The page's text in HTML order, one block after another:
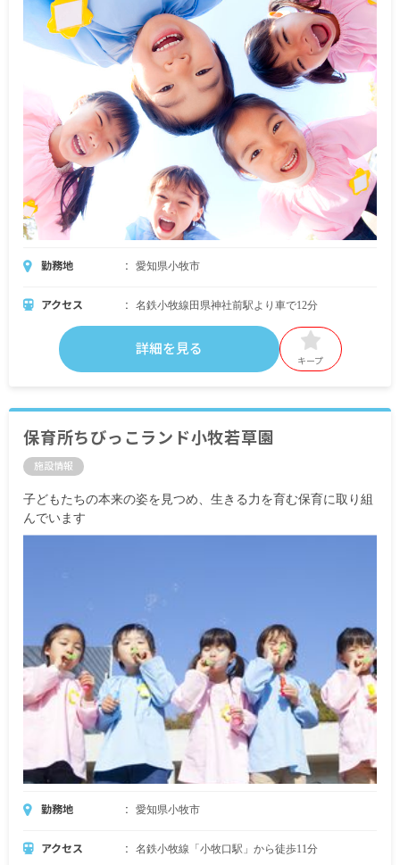
勤務地 愛知県小牧市
アクセス 名鉄小牧線田県神社前駅より車で12分
詳細を見る
キープ
保育所ちびっこランド小牧若草園
施設情報
子どもたちの本来の姿を見つめ、生きる力を育む保育に取り組
んでいます
勤務地 愛知県小牧市
アクセス 名鉄小牧線「小牧口駅」から徒歩11分